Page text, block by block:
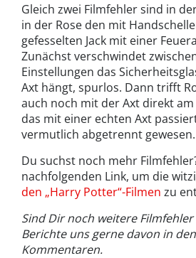
Gleich zwei Filmfehler sind in
in der Rose den mit
gefesselten Jack mit einer
Zunächst verschwindet
Einstellungen das
Axt hängt, spurlos. Dann trifft
auch noch mit der Axt direkt
das mit einer echten Axt
vermutlich abgetrennt gewesen.
Du suchst noch mehr
nachfolgenden Link, um die
den „Harry Potter“-Filmen zu
Sind Dir noch weitere Filmfehler
Berichte uns gerne davon in
Kommentaren.